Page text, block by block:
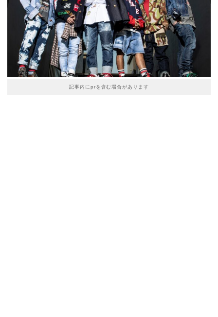
記事内にprを含む場合があります